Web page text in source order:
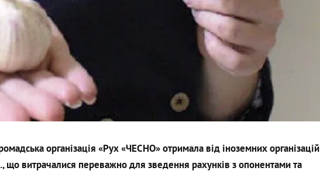
організація «Рух «ЧЕСНО» отримала від іноземних організацій
що витрачалися переважно для зведення рахунків з опонентами та